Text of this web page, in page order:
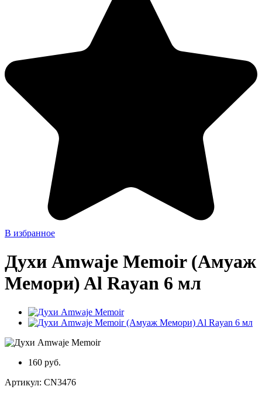
В избранное
Духи Amwaje Memoir (Амуаж
Мемори) Al Rayan 6 мл
160 руб.
Артикул: CN3476